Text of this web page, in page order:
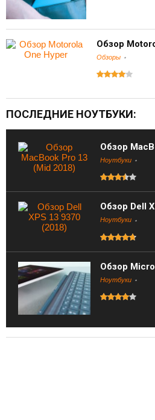
Обзор
Обзоры
ПОСЛЕДНИЕ НОУТБУКИ:
Обзор
Ноутбуки
Обзор Dell
Ноутбуки
Обзор
Ноутбуки